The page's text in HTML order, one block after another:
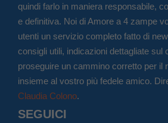
quindi farlo in maniera responsabile,
e definitiva. Noi di Amore a 4 zampe
utenti un servizio completo fatto di
consigli utili, indicazioni dettagliate sul
proseguire un cammino corretto per il
insieme al vostro più fedele amico.
Claudia Colono.
SEGUICI